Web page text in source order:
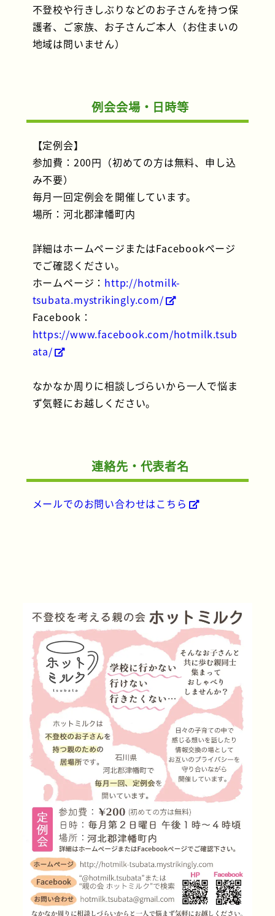
不登校や行きしぶりなどのお子さんを持つ保
護者、ご家族、お子さんご本人（お住まいの
地域は問いません）
例会会場・日時等
【定例会】
参加費：200円（初めての方は無料、申し込
み不要）
毎月一回定例会を開催しています。
場所：河北郡津幡町内
詳細はホームページまたはFacebookページ
でご確認ください。
ホームページ： http://hotmilk-
tsubata.mystrikingly.com/
Facebook：
https://www.facebook.com/hotmilk.tsub
ata/
なかなか周りに相談しづらいから一人で悩ま
ず気軽にお越しください。
連絡先・代表者名
メールでのお問い合わせはこちら